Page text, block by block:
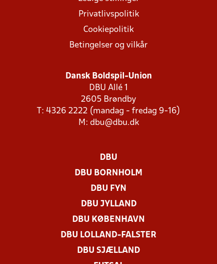
Privatlivspolitik
Cookiepolitik
Betingelser og vilkår
Dansk Boldspil-Union
DBU Allé 1
2605 Brøndby
T: 4326 2222 (mandag - fredag 9-16)
M: dbu@dbu.dk
DBU
DBU BORNHOLM
DBU FYN
DBU JYLLAND
DBU KØBENHAVN
DBU LOLLAND-FALSTER
DBU SJÆLLAND